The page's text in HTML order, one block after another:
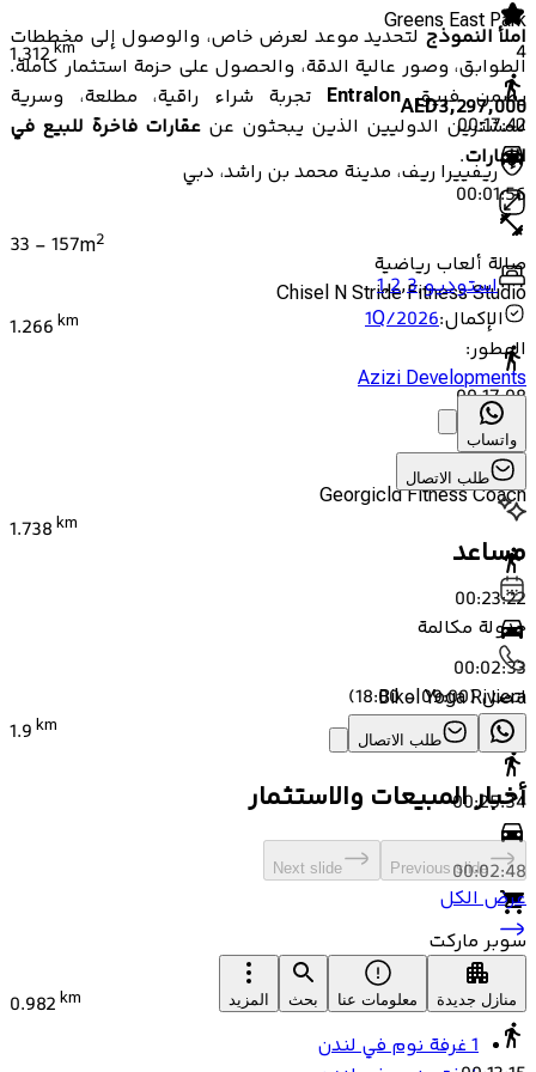
املأ النموذج لتحديد موعد لعرض خاص، والوصول إلى مخططات
الطوابق، وصور عالية الدقة، والحصول على حزمة استثمار كاملة.
يضمن فريقEntralon تجربة شراء راقية، مطلعة، وسرية
للمشترين الدوليين الذين يبحثون عن عقارات فاخرة للبيع في
الإمارات.
Greens East Park
1.312km
00:17:42
00:01:56
صالة ألعاب رياضية
Chisel N Stride Fitness Studio
1.266 km
00:17:08
00:01:52
Georgicld Fitness Coach
1.738 km
00:23:22
00:02:33
Bikol Yoga Riviera
1.9 km
00:25:34
00:02:48
سوبر ماركت
Pick N Shop Market
0.982 km
4
AED3,297,000
ريفييرا ريف، مدينة محمد بن راشد، دبي
33 - 157m2
استوديو,
1,2,3
الإكمال:
1Q/2026
المطور:
Azizi Developments
واتساب
طلب الاتصال
مساعد
جدولة مكالمة
اتصل(
09:00 - 18:00
)
طلب الاتصال
أخبار المبيعات والاستثمار
Previous slide
Next slide
عرض الكل
منازل جديدة معلومات عنا بحث المزيد
1 غرفة نوم في لندن